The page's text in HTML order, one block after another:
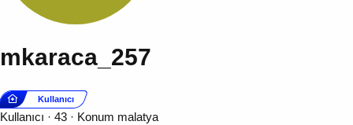
mkaraca_257
Kullanıcı
Kullanıcı · 43 · Konum malatya